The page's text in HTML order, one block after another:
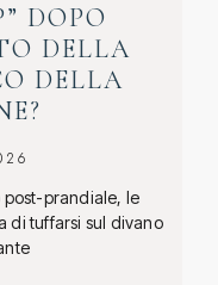
DOPO
DELLA
DELLA
post-prandiale, le
di tuffarsi sul divano